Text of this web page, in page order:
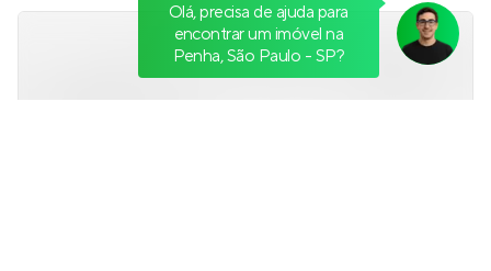
Olá, precisa de ajuda para
encontrar um imóvel na
Penha, São Paulo - SP?